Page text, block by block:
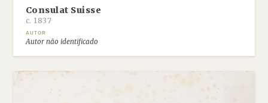
Consulat Suisse
c. 1837
AUTOR
Autor não identificado